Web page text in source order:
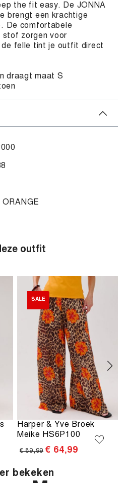
the fit easy. De JONNA
brengt een krachtige
De comfortabele
stof zorgen voor
felle tint je outfit direct
draagt maat S
outfit
SALE
Harper & Yve Broek
Meike HS6P100
€ 89,99 € 64,99
bekeken